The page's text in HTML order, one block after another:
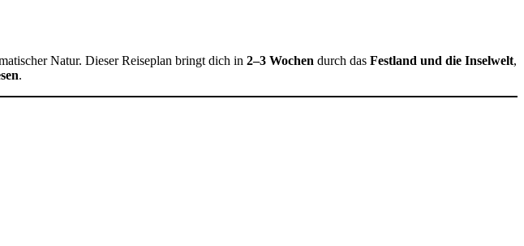
Natur. Dieser Reiseplan bringt dich in 2–3 Wochen durch das Festland und die Inselwelt,
.